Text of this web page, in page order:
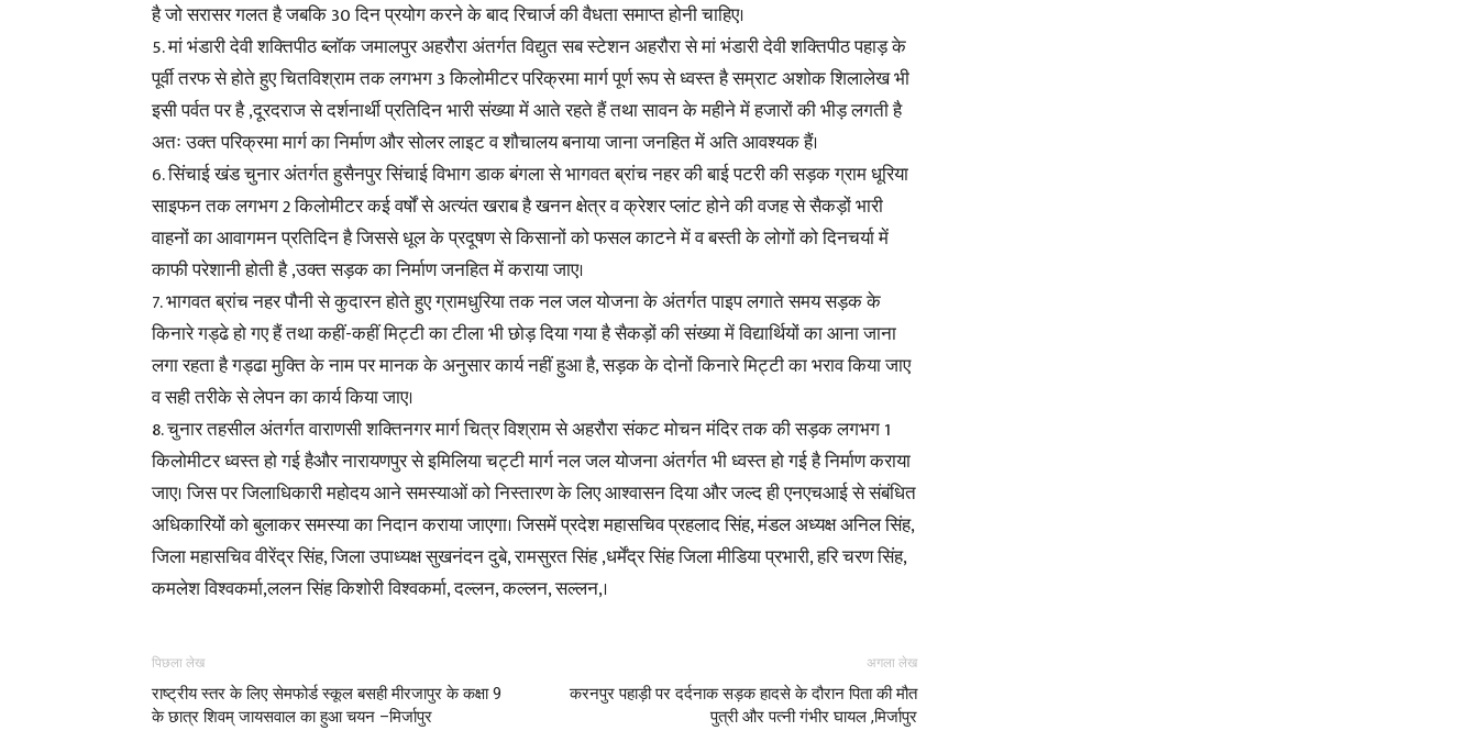
है जो सरासर गलत है जबकि 30 दिन प्रयोग करने के बाद रिचार्ज की वैधता समाप्त होनी चाहिए।
5. मां भंडारी देवी शक्तिपीठ ब्लॉक जमालपुर अहरौरा अंतर्गत विद्युत सब स्टेशन अहरौरा से मां भंडारी देवी शक्तिपीठ पहाड़ के
पूर्वी तरफ से होते हुए चितविश्राम तक लगभग 3 किलोमीटर परिक्रमा मार्ग पूर्ण रूप से ध्वस्त है सम्राट अशोक शिलालेख भी
इसी पर्वत पर है ,दूरदराज से दर्शनार्थी प्रतिदिन भारी संख्या में आते रहते हैं तथा सावन के महीने में हजारों की भीड़ लगती है
अतः उक्त परिक्रमा मार्ग का निर्माण और सोलर लाइट व शौचालय बनाया जाना जनहित में अति आवश्यक हैं।
6. सिंचाई खंड चुनार अंतर्गत हुसैनपुर सिंचाई विभाग डाक बंगला से भागवत ब्रांच नहर की बाई पटरी की सड़क ग्राम धूरिया
साइफन तक लगभग 2 किलोमीटर कई वर्षों से अत्यंत खराब है खनन क्षेत्र व क्रेशर प्लांट होने की वजह से सैकड़ों भारी
वाहनों का आवागमन प्रतिदिन है जिससे धूल के प्रदूषण से किसानों को फसल काटने में व बस्ती के लोगों को दिनचर्या में
काफी परेशानी होती है ,उक्त सड़क का निर्माण जनहित में कराया जाए।
7. भागवत ब्रांच नहर पौनी से कुदारन होते हुए ग्रामधुरिया तक नल जल योजना के अंतर्गत पाइप लगाते समय सड़क के
किनारे गड्ढे हो गए हैं तथा कहीं-कहीं मिट्टी का टीला भी छोड़ दिया गया है सैकड़ों की संख्या में विद्यार्थियों का आना जाना
लगा रहता है गड्ढा मुक्ति के नाम पर मानक के अनुसार कार्य नहीं हुआ है, सड़क के दोनों किनारे मिट्टी का भराव किया जाए
व सही तरीके से लेपन का कार्य किया जाए।
8. चुनार तहसील अंतर्गत वाराणसी शक्तिनगर मार्ग चित्र विश्राम से अहरौरा संकट मोचन मंदिर तक की सड़क लगभग 1
किलोमीटर ध्वस्त हो गई हैऔर नारायणपुर से इमिलिया चट्टी मार्ग नल जल योजना अंतर्गत भी ध्वस्त हो गई है निर्माण कराया
जाए। जिस पर जिलाधिकारी महोदय आने समस्याओं को निस्तारण के लिए आश्वासन दिया और जल्द ही एनएचआई से संबंधित
अधिकारियों को बुलाकर समस्या का निदान कराया जाएगा। जिसमें प्रदेश महासचिव प्रहलाद सिंह, मंडल अध्यक्ष अनिल सिंह,
जिला महासचिव वीरेंद्र सिंह, जिला उपाध्यक्ष सुखनंदन दुबे, रामसुरत सिंह ,धर्मेंद्र सिंह जिला मीडिया प्रभारी, हरि चरण सिंह,
कमलेश विश्वकर्मा,ललन सिंह किशोरी विश्वकर्मा, दल्लन, कल्लन, सल्लन,।
पिछला लेख
राष्ट्रीय स्तर के लिए सेमफोर्ड स्कूल बसही मीरजापुर के कक्षा 9
के छात्र शिवम् जायसवाल का हुआ चयन –मिर्जापुर
अगला लेख
करनपुर पहाड़ी पर दर्दनाक सड़क हादसे के दौरान पिता की मौत
पुत्री और पत्नी गंभीर घायल ,मिर्जापुर